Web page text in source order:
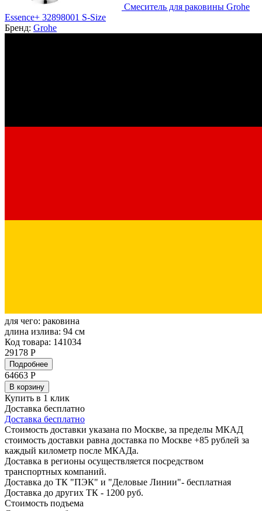
Смеситель для раковины Grohe
Essence+ 32898001 S-Size
Бренд: Grohe
для чего: раковина
длина излива: 94 см
Код товара: 141034
29178 Р
Подробнее
64663 Р
В корзину
Купить в 1 клик
Доставка бесплатно
Доставка бесплатно
Стоимость доставки указана по Москве, за пределы МКАД
стоимость доставки равна доставка по Москве +85 рублей за
каждый километр после МКАДа.
Доставка в регионы осуществляется посредством
транспортных компаний.
Доставка до ТК "ПЭК" и "Деловые Линии"- бесплатная
Доставка до других ТК - 1200 руб.
Стоимость подъема